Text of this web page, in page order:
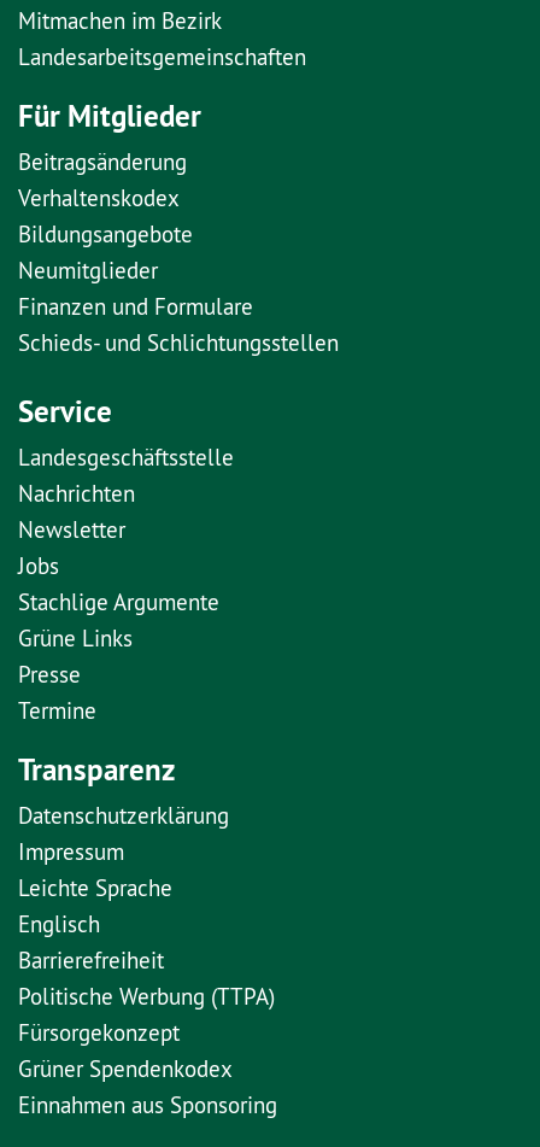
Mitmachen im Bezirk
Landesarbeitsgemeinschaften
Für Mitglieder
Beitragsänderung
Verhaltenskodex
Bildungsangebote
Neumitglieder
Finanzen und Formulare
Schieds- und Schlichtungsstellen
Service
Landesgeschäftsstelle
Nachrichten
Newsletter
Jobs
Stachlige Argumente
Grüne Links
Presse
Termine
Transparenz
Datenschutzerklärung
Impressum
Leichte Sprache
Englisch
Barrierefreiheit
Politische Werbung (TTPA)
Fürsorgekonzept
Grüner Spendenkodex
Einnahmen aus Sponsoring